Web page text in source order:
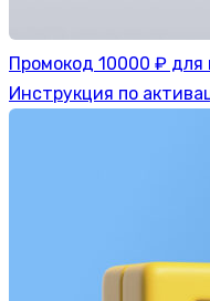
Промокод 10000 ₽ для
Инструкция по